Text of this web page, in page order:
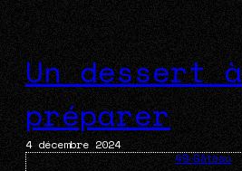
Un dessert à
préparer
4 décembre 2024
49-Gâteau